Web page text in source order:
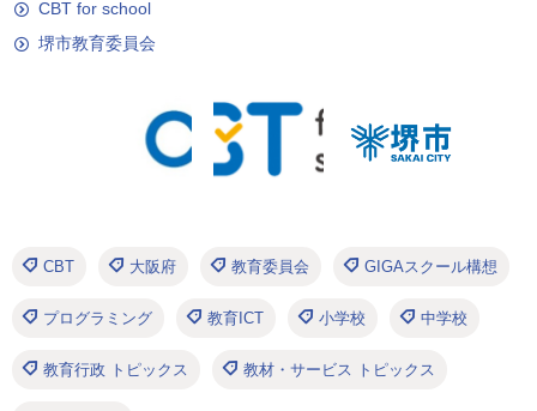
CBT for school
堺市教育委員会
CBT 大阪府 教育委員会 GIGAスクール構想
プログラミング 教育ICT 小学校 中学校
教育行政 トピックス 教材・サービス トピックス